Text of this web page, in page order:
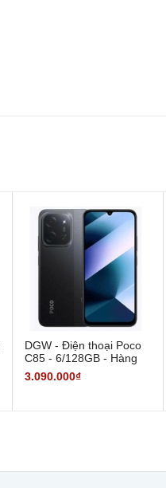
DGW - Điện thoại Poco
C85 - 6/128GB - Hàng
Chính Hãng
3.090.000₫